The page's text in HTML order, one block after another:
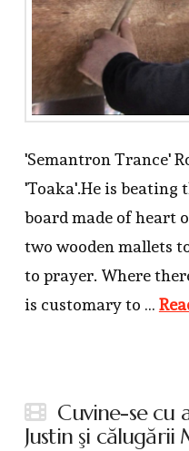
'Semantron Trance'
'Toaka'.He is beating
board made of heart
two wooden mallets
to prayer. Where
is customary to …
Cuvine-se cu
Justin şi